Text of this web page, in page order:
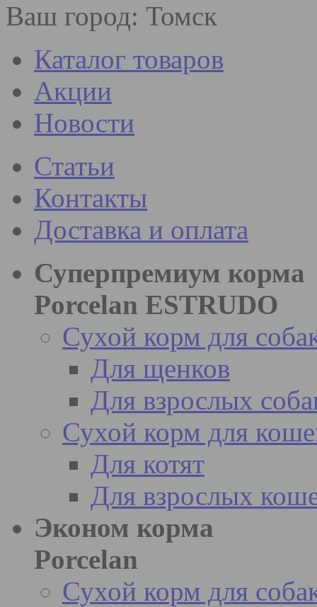
Ваш город: Томск
Каталог товаров
Акции
Новости
Статьи
Контакты
Доставка и оплата
Суперпремиум корма
Porcelan ESTRUDO
Сухой корм для
Для щенков
Для взрослых
Сухой корм для
Для котят
Для взрослых
Эконом корма
Porcelan
Сухой корм для